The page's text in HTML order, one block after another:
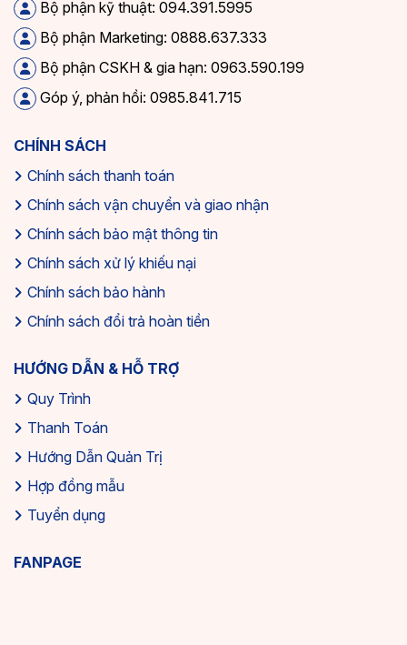
Bộ phận kỹ thuật: 094.391.5995
Bộ phận Marketing: 0888.637.333
Bộ phận CSKH & gia hạn: 0963.590.199
Góp ý, phản hồi: 0985.841.715
CHÍNH SÁCH
Chính sách thanh toán
Chính sách vận chuyển và giao nhận
Chính sách bảo mật thông tin
Chính sách xử lý khiếu nại
Chính sách bảo hành
Chính sách đổi trả hoàn tiền
HƯỚNG DẪN & HỖ TRỢ
Quy Trình
Thanh Toán
Hướng Dẫn Quản Trị
Hợp đồng mẫu
Tuyển dụng
FANPAGE